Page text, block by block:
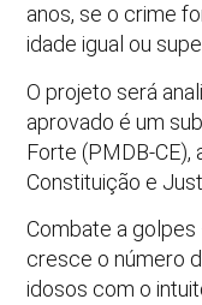
anos, se o crime
idade igual ou
O projeto será
aprovado é um
Forte (PMDB-CE),
Constituição e
Combate a
cresce o número
idosos com o